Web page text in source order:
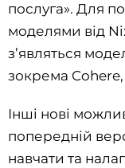
послуга». Для
моделями від
з’являться
зокрема Cohere,
Інші нові
попередній
навчати та